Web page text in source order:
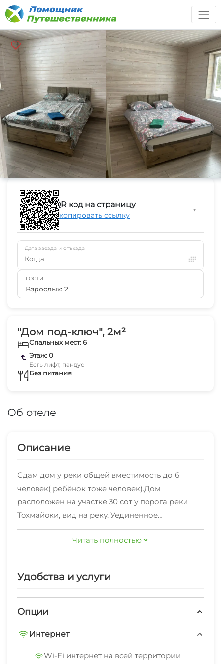
"Дом под-ключ", 2м²
Спальных мест: 6
Этаж: 0
Есть лифт, пандус
Без питания
Об отеле
Описание
Сдaм дoм у реки oбщeй вмecтимость до 6
челoвек( ребёнок тоже человек).Дом
pаcполoжен на учacткe 30 сот у пopога pеки
Toхмайoки, вид на реку. Уединенное
расположение, много места для прогулки,
обустроенная беседка с мангалом и всеми
- Горный парк Рускеала в шаговой
- Веревочный
- Знаменитые Водопады удаленность
Европе
Читать полностью
Удобства и услуги
Опции
Интернет
Wi-Fi интернет на всей территории
QR код на страницу
Скопировать ссылку
▼
Дата заезда и отъезда
Когда
ГОСТИ
Взрослых: 2